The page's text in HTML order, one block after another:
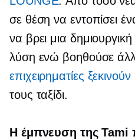
σε θέση να εντοπίσει
να βρει μια
λύση ενώ βοηθούσε
επιχειρηματίες ξεκινούν
τους ταξίδι.
Η έμπνευση της